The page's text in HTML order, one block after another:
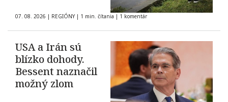
07. 08. 2026 | REGIÓNY | 1 min. čítania | 1 komentár
USA a Irán sú
blízko dohody.
Bessent naznačil
možný zlom